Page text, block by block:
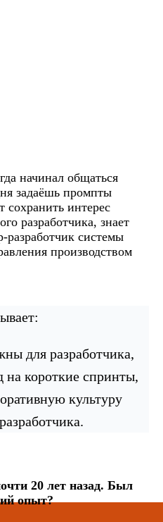
начинал общаться
задаёшь промпты
сохранить интерес
разработчика, знает
системы
производством
для разработчика,
на короткие спринты,
культуру
20 лет назад. Был
опыт?